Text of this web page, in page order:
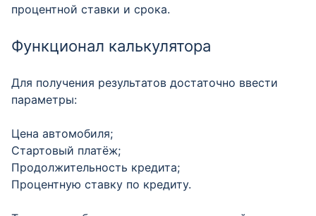
процентной ставки и срока.
Функционал калькулятора
Для получения результатов достаточно ввести
параметры:
Цена автомобиля;
Стартовый платёж;
Продолжительность кредита;
Процентную ставку по кредиту.